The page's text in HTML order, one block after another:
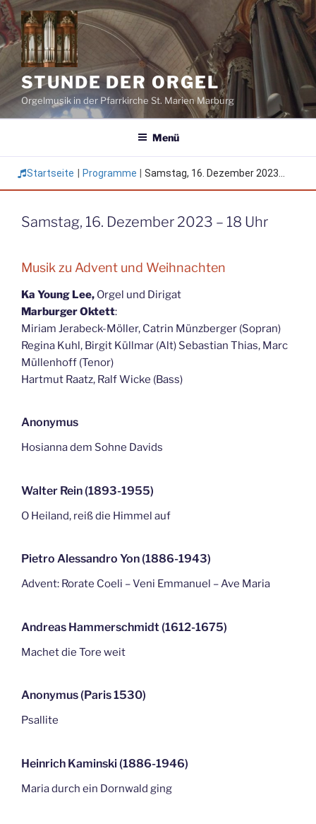
Zum
Inhalt
springen
STUNDE DER ORGEL
Orgelmusik in der Pfarrkirche St. Marien Marburg
Menü
Startseite Programme Samstag, 16. Dezember 2023...
Samstag, 16. Dezember 2023 – 18 Uhr
Musik zu Advent und Weihnachten
Ka Young Lee, Orgel und Dirigat
Marburger Oktett:
Miriam Jerabeck-Möller, Catrin Münzberger (Sopran)
Regina Kuhl, Birgit Küllmar (Alt) Sebastian Thias, Marc
Müllenhoff (Tenor)
Hartmut Raatz, Ralf Wicke (Bass)
Anonymus
Hosianna dem Sohne Davids
Walter Rein (1893-1955)
O Heiland, reiß die Himmel auf
Pietro Alessandro Yon (1886-1943)
Advent: Rorate Coeli – Veni Emmanuel – Ave Maria
Andreas Hammerschmidt (1612-1675)
Machet die Tore weit
Anonymus (Paris 1530)
Psallite
Heinrich Kaminski (1886-1946)
Maria durch ein Dornwald ging